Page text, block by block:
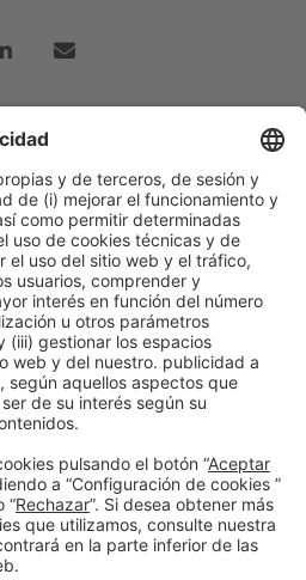
Siguiente
de Cataluña-
(UPC)
legalPolítica de privacidad
de cookies